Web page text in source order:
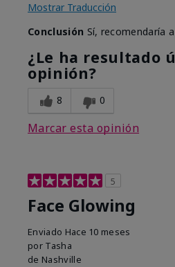
Mostrar Traducción
Conclusión Sí, recomendaría
¿Le ha resultado
opinión?
8 0
Marcar esta opinión
5
Face Glowing
Enviado Hace 10 meses
por Tasha
de Nashville